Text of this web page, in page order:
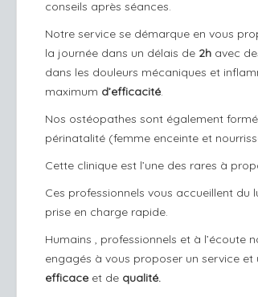
conseils après séances.
Notre service se démarque en vous
la journée dans un délais de 2h avec
dans les douleurs mécaniques et
maximum d’efficacité.
Nos ostéopathes sont également
périnatalité (femme enceinte et
Cette clinique est l’une des rares à
Ces professionnels vous accueillent du
prise en charge rapide.
Humains , professionnels et à l’écoute
engagés à vous proposer un service et
efficace et de qualité.